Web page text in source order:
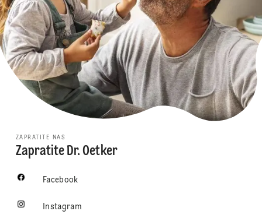
ZAPRATITE NAS
Zapratite Dr. Oetker
Facebook
Instagram